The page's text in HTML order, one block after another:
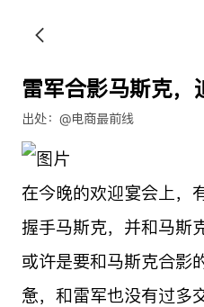
雷军合影马斯克，
出处：@电商最前线
在今晚的欢迎宴会上，
握手马斯克，并和马斯
或许是要和马斯克合影
惫，和雷军也没有过多